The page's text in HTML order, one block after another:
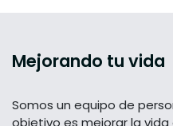
Mejorando tu vida
Somos un equipo de
objetivo es mejorar la